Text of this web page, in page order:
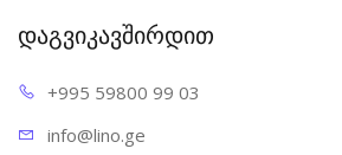
დაგვიკავშირდით
+995 59800 99 03
info@lino.ge